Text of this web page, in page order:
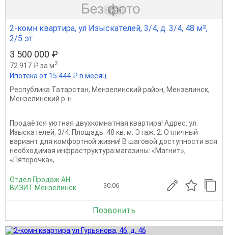
1 из 1
2-комн квартира, ул Изыскателей, 3/4, д. 3/4, 48 м²,
2/5 эт.
3 500 000 ₽
72 917 ₽ за м2
Ипотека от 15 444 ₽ в месяц
Республика Татарстан, Мензелинский район, Мензелинск,
Мензелинский р-н
Продаётся уютная двухкомнатная квартира! Адрес: ул.
Изыскателей, 3/4. Площадь: 48 кв. м. Этаж: 2. Отличный
вариант для комфортной жизни! В шаговой доступности вся
необходимая инфраструктура:магазины: «Магнит»,
«Пятёрочка»,...
Отдел Продаж АН
ВИЗИТ Мензелинск
30.06
Позвонить